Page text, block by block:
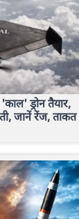
ड्रोन तैयार,
जानें रेंज, ताकत